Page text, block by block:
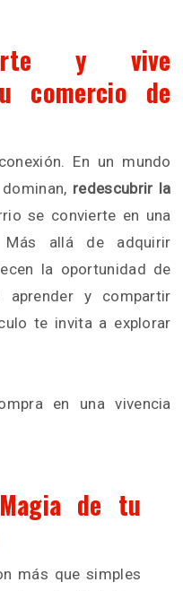
y vive
comercio de
En un mundo
redescubrir la
se convierte en una
Más allá de adquirir
la oportunidad de
aprender y compartir
te invita a explorar
en una vivencia
de tu
más que simples